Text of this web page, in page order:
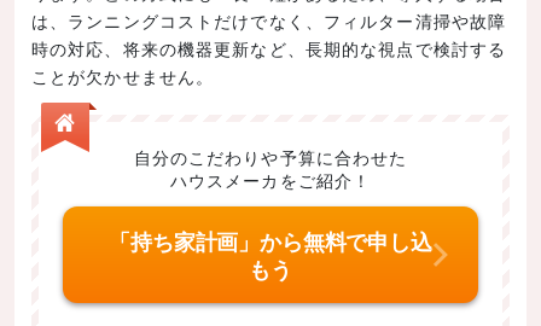
は、ランニングコストだけでなく、フィルター清掃や故障
時の対応、将来の機器更新など、長期的な視点で検討する
ことが欠かせません。
自分のこだわりや予算に合わせた
ハウスメーカをご紹介！
「持ち家計画」から無料で申し込
もう